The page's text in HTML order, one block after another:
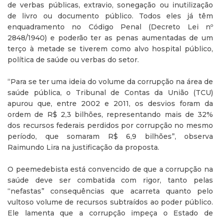
de verbas públicas, extravio, sonegação ou inutilização
de livro ou documento público. Todos eles já têm
enquadramento no Código Penal (Decreto Lei nº
2848/1940) e poderão ter as penas aumentadas de um
terço à metade se tiverem como alvo hospital público,
política de saúde ou verbas do setor.
“Para se ter uma ideia do volume da corrupção na área de
saúde pública, o Tribunal de Contas da União (TCU)
apurou que, entre 2002 e 2011, os desvios foram da
ordem de R$ 2,3 bilhões, representando mais de 32%
dos recursos federais perdidos por corrupção no mesmo
período, que somaram R$ 6,9 bilhões”, observa
Raimundo Lira na justificação da proposta.
O peemedebista está convencido de que a corrupção na
saúde deve ser combatida com rigor, tanto pelas
“nefastas” consequências que acarreta quanto pelo
vultoso volume de recursos subtraídos ao poder público.
Ele lamenta que a corrupção impeça o Estado de